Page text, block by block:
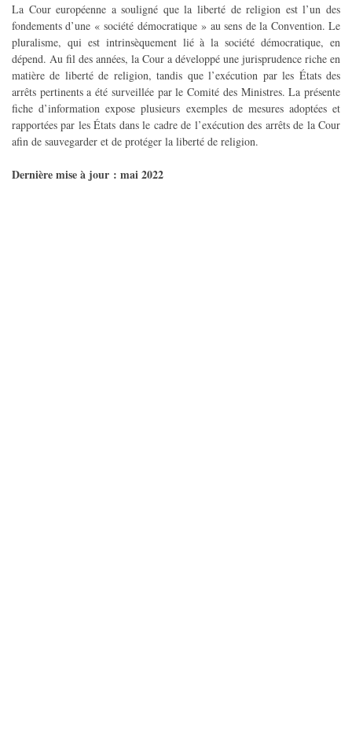
La Cour européenne a souligné que la liberté de religion est l’un des
fondements d’une « société démocratique » au sens de la Convention. Le
pluralisme, qui est intrinsèquement lié à la société démocratique, en
dépend. Au fil des années, la Cour a développé une jurisprudence riche en
matière de liberté de religion, tandis que l’exécution par les États des
arrêts pertinents a été surveillée par le Comité des Ministres. La présente
fiche d’information expose plusieurs exemples de mesures adoptées et
rapportées par les États dans le cadre de l’exécution des arrêts de la Cour
afin de sauvegarder et de protéger la liberté de religion.
Dernière mise à jour : mai 2022